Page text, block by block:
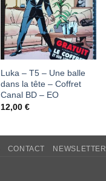
à ma
liste
d'envies
Luka – T5 – Une balle
dans la tête – Coffret
Canal BD – EO
12,00 €
CONTACT NEWSLETTER